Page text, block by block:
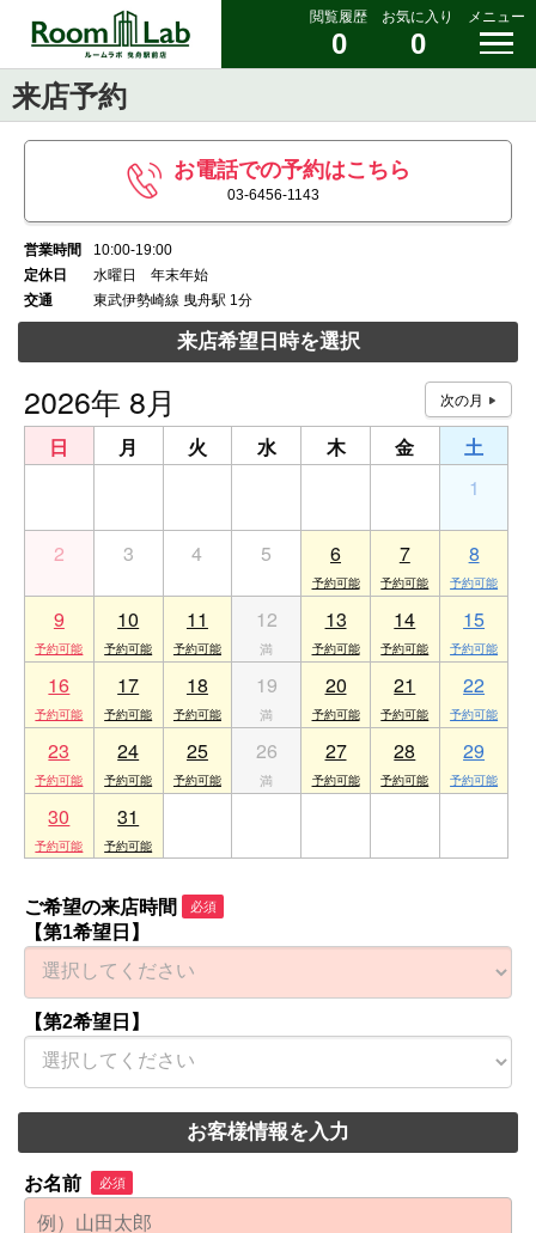
閲覧履歴
0
お気に入り
0
メニュー
来店予約
お電話での予約はこちら
03-6456-1143
営業時間
10:00-19:00
定休日
水曜日 年末年始
交通
東武伊勢崎線 曳舟駅 1分
来店希望日時を選択
2026年 8月
日 月 火 水 木 金
土
1
2 3 4 5 6 7 8
9 10 11 12 13 14 15
16 17 18 19 20 21 22
23 24 25 26 27 28 29
30 31
ご希望の来店時間 必須
【第1希望日】
【第2希望日】
お客様情報を入力
お名前 必須